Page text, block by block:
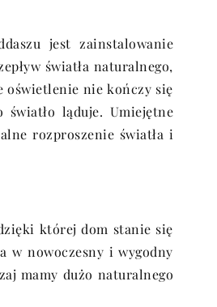
jest zainstalowanie
światła naturalnego,
oświetlenie nie kończy się
ląduje. Umiejętne
rozproszenie światła i
której dom stanie się
w nowoczesny i wygodny
mamy dużo naturalnego